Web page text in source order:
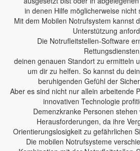
in denen Hilfe möglicherweise nicht
Mit dem Mobilen Notrufsystem kannst
Unterstützung
Die Notrufleitstellen-Software
deinen genauen Standort zu ermitteln
um dir zu helfen. So kannst du
beruhigenden Gefühl der
Aber es sind nicht nur allein arbeitende
innovativen Technologie
Demenzkranke Personen
Herausforderungen, da ihre
Orientierungslosigkeit zu gefährlichen
Die mobilen Notrufsysteme